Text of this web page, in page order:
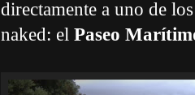
directamente a uno de
naked: el Paseo